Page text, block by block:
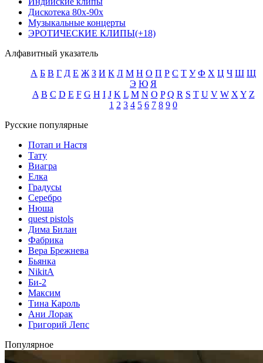
Дискотека 80х-90х
Музыкальные концерты
ЭРОТИЧЕСКИЕ КЛИПЫ(+18)
Алфавитный указатель
А Б В Г Д Е Ж З И К Л М Н О П Р С Т У Ф Х Ц Ч Ш Щ
Э Ю Я
A B C D E F G H I J K L M N O P Q R S T U V W X Y Z
1 2 3 4 5 6 7 8 9 0
Русские популярные
Потап и Настя
Тату
Виагра
Елка
Градусы
Серебро
Нюша
quest pistols
Дима Билан
Фабрика
Вера Брежнева
Бьянка
NikitA
Би-2
Максим
Тина Кароль
Ани Лорак
Григорий Лепс
Популярное